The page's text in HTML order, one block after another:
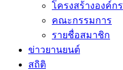
โครงสร้างองค์กร
คณะกรรมการ
รายชื่อสมาชิก
ข่าวยานยนต์
สถิติ